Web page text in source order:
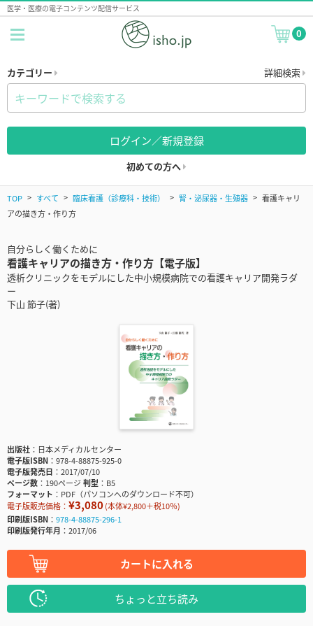
医学・医療の電子コンテンツ配信サービス
0
カテゴリー 詳細検索
ログイン／新規登録
初めての方へ
TOP すべて 臨床看護（診療科・技術） 腎・泌尿器・生殖器
看護キャリ
アの描き方・作り方
自分らしく働くために
看護キャリアの描き方・作り方【電子版】
透析クリニックをモデルにした中小規模病院での看護キャリア開発ラダ
ー
下山 節子(著)
出版社
日本メディカルセンター
電子版ISBN
978-4-88875-925-0
電子版発売日
2017/07/10
ページ数
190ページ判型
B5
フォーマット
PDF（パソコンへのダウンロード不可）
電子版販売価格： ¥3,080(本体¥2,800＋税10％)
印刷版ISBN
978-4-88875-296-1
印刷版発行年月
2017/06
カートに入れる
ちょっと立ち読み